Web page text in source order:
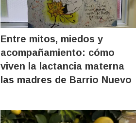
Entre mitos, miedos y
acompañamiento: cómo
viven la lactancia materna
las madres de Barrio Nuevo